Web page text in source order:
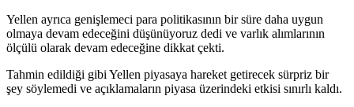
Yellen ayrıca genişlemeci para politikasının bir süre daha uygun
olmaya devam edeceğini düşünüyoruz dedi ve varlık alımlarının
ölçülü olarak devam edeceğine dikkat çekti.
Tahmin edildiği gibi Yellen piyasaya hareket getirecek sürpriz bir
şey söylemedi ve açıklamaların piyasa üzerindeki etkisi sınırlı kaldı.